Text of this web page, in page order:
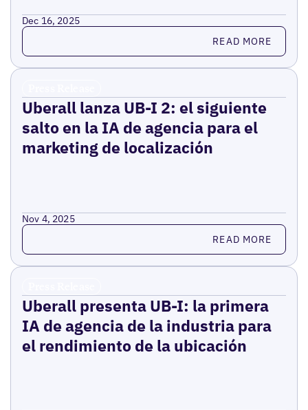
Dec 16, 2025
Read more READ MORE
Uberall lanza UB-I 2: el siguiente
salto en la IA de agencia para el
marketing de localización
Nov 4, 2025
Read more READ MORE
Uberall presenta UB-I: la primera
IA de agencia de la industria para
el rendimiento de la ubicación